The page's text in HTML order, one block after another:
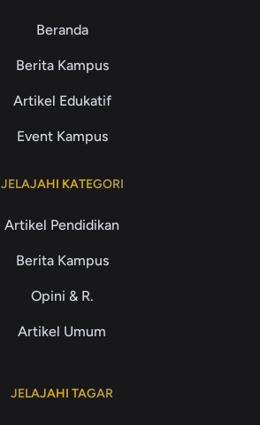
Beranda
Berita Kampus
Artikel Edukatif
Event Kampus
JELAJAHI KATEGORI
Artikel Pendidikan
Berita Kampus
Opini & R.
Artikel Umum
JELAJAHI TAGAR